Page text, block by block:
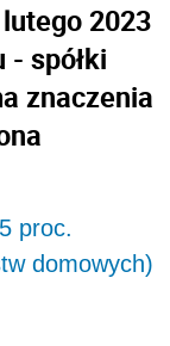
2023
spółki
znaczenia
proc.
domowych)